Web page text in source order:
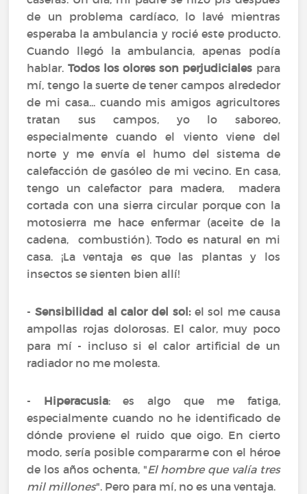
de un problema cardíaco, lo lavé mientras
esperaba la ambulancia y rocié este producto.
Cuando llegó la ambulancia, apenas podía
hablar. Todos los olores son perjudiciales para
mí, tengo la suerte de tener campos alrededor
de mi casa... cuando mis amigos agricultores
tratan sus campos, yo lo saboreo,
especialmente cuando el viento viene del
norte y me envía el humo del sistema de
calefacción de gasóleo de mi vecino. En casa,
tengo un calefactor para madera, madera
cortada con una sierra circular porque con la
motosierra me hace enfermar (aceite de la
cadena, combustión). Todo es natural en mi
casa. ¡La ventaja es que las plantas y los
insectos se sienten bien allí!
-Sensibilidad al calor del sol:el sol me causa
ampollas rojas dolorosas. El calor, muy poco
para mí - incluso si el calor artificial de un
radiador no me molesta.
- Hiperacusia: es algo que me fatiga,
especialmente cuando no he identificado de
dónde proviene el ruido que oigo. En cierto
modo, sería posible compararme con el héroe
de los años ochenta, "El hombre que valía tres
mil millones". Pero para mí, no es una ventaja.